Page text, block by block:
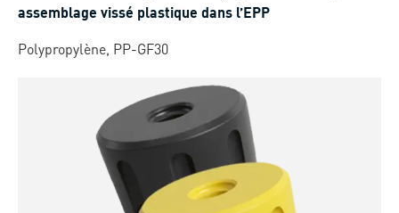
assemblage vissé plastique dans l’EPP
Polypropylène, PP-GF30